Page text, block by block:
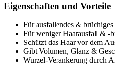
Eigenschaften und Vorteile
Für ausfallendes & brüchiges
Für weniger Haarausfall & -
Schützt das Haar vor dem
Gibt Volumen, Glanz &
Wurzel-Verankerung durch